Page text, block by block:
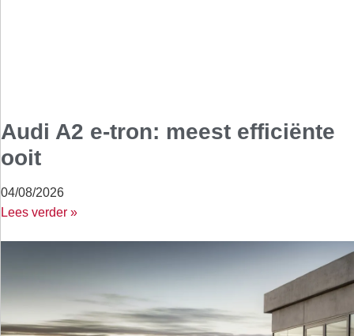
Audi A2 e-tron: meest efficiënte
ooit
04/08/2026
Lees verder »